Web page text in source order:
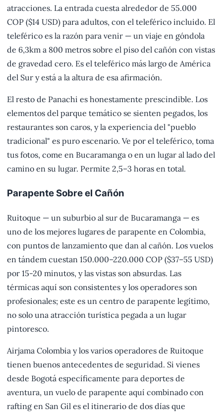
atracciones. La entrada cuesta alrededor de 55.000
COP ($14 USD) para adultos, con el teleférico incluido. El
teleférico es la razón para venir — un viaje en góndola
de 6,3km a 800 metros sobre el piso del cañón con vistas
de gravedad cero. Es el teleférico más largo de América
del Sur y está a la altura de esa afirmación.
El resto de Panachi es honestamente prescindible. Los
elementos del parque temático se sienten pegados, los
restaurantes son caros, y la experiencia del "pueblo
tradicional" es puro escenario. Ve por el teleférico, toma
tus fotos, come en Bucaramanga o en un lugar al lado del
camino en su lugar. Permite 2,5–3 horas en total.
Parapente Sobre el Cañón
Ruitoque — un suburbio al sur de Bucaramanga — es
uno de los mejores lugares de parapente en Colombia,
con puntos de lanzamiento que dan al cañón. Los vuelos
en tándem cuestan 150.000–220.000 COP ($37–55 USD)
por 15-20 minutos, y las vistas son absurdas. Las
térmicas aquí son consistentes y los operadores son
profesionales; este es un centro de parapente legítimo,
no solo una atracción turística pegada a un lugar
pintoresco.
Airjama Colombia y los varios operadores de Ruitoque
tienen buenos antecedentes de seguridad. Si vienes
desde Bogotá específicamente para deportes de
aventura, un vuelo de parapente aquí combinado con
rafting en San Gil es el itinerario de dos días que